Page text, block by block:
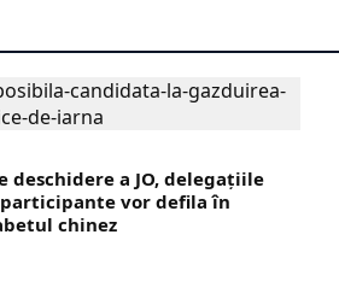
deschidere a JO, delegaţiile
vor defila în
chinez